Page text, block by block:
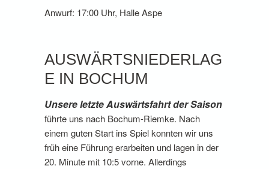
Anwurf: 17:00 Uhr, Halle Aspe
AUSWÄRTSNIEDERLAG
E IN BOCHUM
Unsere letzte Auswärtsfahrt der Saison
führte uns nach Bochum-Riemke. Nach
einem guten Start ins Spiel konnten wir uns
früh eine Führung erarbeiten und lagen in der
20. Minute mit 10:5 vorne. Allerdings